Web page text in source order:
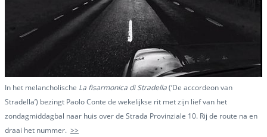
In het melancholische La fisarmonica di Stradella(‘De accordeon van
Stradella’) bezingt Paolo Conte de wekelijkse rit met zijn lief van het
zondagmiddagbal naar huis over de Strada Provinziale 10. Rij de route na en
draai het nummer. >>